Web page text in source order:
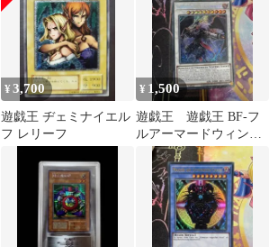
¥3,700
遊戯王 ヂェミナイエル
フ レリーフ
¥ 1,500
遊戯王 遊戯王 BF-フ
ルアーマードウィング
ドイツ版 1st シークレ
ット